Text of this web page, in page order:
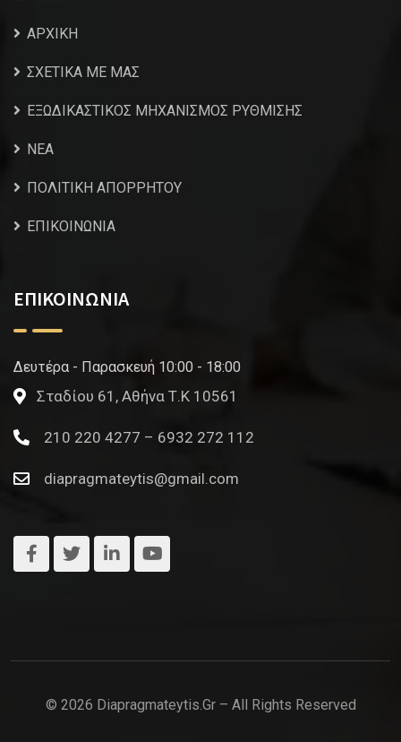
ΑΡΧΙΚΗ
ΣΧΕΤΙΚΑ ΜΕ ΜΑΣ
ΕΞΩΔΙΚΑΣΤΙΚΟΣ ΜΗΧΑΝΙΣΜΟΣ ΡΥΘΜΙΣΗΣ
NEA
ΠΟΛΙΤΙΚΗ ΑΠΟΡΡΗΤΟΥ
ΕΠΙΚΟΙΝΩΝΙΑ
ΕΠΙΚΟΙΝΩΝΙΑ
Δευτέρα - Παρασκευή 10:00 - 18:00
Σταδίου 61, Αθήνα Τ.Κ 10561
210 220 4277 – 6932 272 112
diapragmateytis@gmail.com
© 2026 Diapragmateytis.gr – All Rights Reserved